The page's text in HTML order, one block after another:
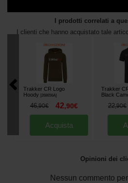
I prodotti correlati a
I clienti che hanno acquistato tale
Trakker CR Logo
Hoody
[268656A]
46,90€ 42,90€
Acquista
Trakker
Black
22,90€
Opinioni dei
Nessun commento